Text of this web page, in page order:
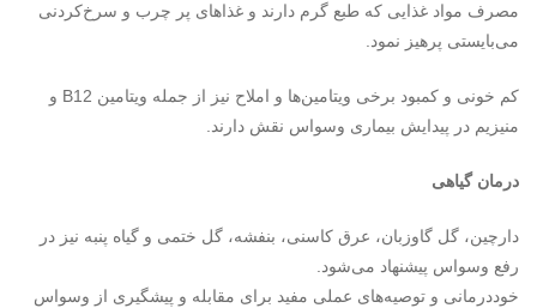
مصرف مواد غذایی که طبع گرم دارند و غذاهای پر چرب و سرخ‌کردنی
می‌بایستی پرهیز نمود.
کم خونی و کمبود برخی ویتامین‌ها و املاح نیز از جمله ویتامین B12 و
منیزیم در پیدایش بیماری وسواس نقش دارند.
درمان گیاهی
دارچین، گل گاوزبان، عرق کاسنی، بنفشه، گل ختمی و گیاه پنبه نیز در
رفع وسواس پیشنهاد می‌شود.
خوددرمانی و توصیه‌های عملی مفید برای مقابله و پیشگیری از وسواس